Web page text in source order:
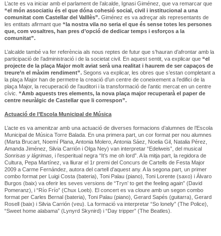
L’acte es va iniciar amb el parlament de l’alcalde, Ignasi Giménez, que va remarcar que
“el món associatiu és el que dóna cohesió social, civil i institucional a una
comunitat com Castellar del Valllès”. Giménez es va adreçar als representants de
les entitats afirmant que “la nostra vila no seria el que és sense totes les persones
que, com vosaltres, han pres d’opció de dedicar temps i esforços a la
comunitat”.
L’alcalde també va fer referència als nous reptes de futur que s’hauran d’afrontar amb la
participació de l’administració i de la societat civil. En aquest sentit, va explicar que “el
projecte de la plaça Major molt aviat serà una realitat i haurem de ser capaços de
treure’n el màxim rendiment”. Segons va explicar, les obres que s’estan completant a
la plaça Major han de permetre la creació d’un centre de coneixement a l’edifici de la
plaça Major, la recuperació de l’auditori i la transformació de l’antic mercat en un centre
cívic. “Amb aquests tres elements, la nova plaça major recuperarà el paper de
centre neuràlgic de Castellar que li correspon”.
Actuació de l’Escola Municipal de Música
L’acte es va amenitzar amb una actuació de diverses formacions d’alumnes de l’Escola
Municipal de Música Torre Balada. En una primera part, un cor format per nou alumnes
(Marta Brucart, Noemí Plana, Antonia Molero, Antonia Sáez, Noelia Gil, Natalia Pérez,
Amanda Jiménez, Silvia Carrión i Olga Ney) van interpretar “Edelweis”, del musical
Sonrisas y lágrimas, i l’esperitual negra “It’s me oh lord”. A la mitja part, la regidora de
Cultura, Pepa Martínez, va lliurar el 1r premi del Concurs de Cartells de Festa Major
2009 a Carme Fernández, autora del cartell d’aquest any. A la segona part, un primer
combo format per Luigi Costa (bateria), Toni Palau (piano), Toni Lorente (saxo) i Álvaro
Burgos (baix) va oferir les seves versions de “Tryn’ to get the feeling again” (David
Pomeranz), i “Río Frío” (Chux Loeb). El concert es va cloure amb un segon combo
format per Carles Bernal (bateria), Toni Palau (piano), Gerard Sapés (guitarra), Gerard
Rosell (baix) i Silvia Carrión (veu). La formació va interpretar “So lonely” (The Police),
“Sweet home alabama” (Lynyrd Skynird) i “Day tripper” (The Beatles).